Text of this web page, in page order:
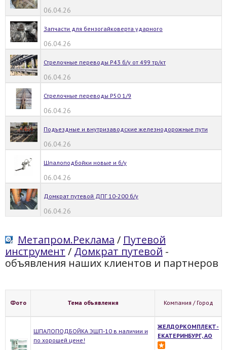
06.04.26
Запчасти для бензогайковерта ударного
06.04.26
Стрелочные переводы Р43 б/у от 499 тр/кт
06.04.26
Стрелочные переводы Р50 1/9
06.04.26
Подъездные и внутризаводские железнодорожные пути
06.04.26
Шпалоподбойки новые и б/у
06.04.26
Домкрат путевой ДПГ 10-200 б/у
06.04.26
Метапром.Реклама / Путевой
инструмент / Домкрат путевой -
объявления наших клиентов и партнеров
Фото Тема объявления Компания / Город
ШПАЛОПОДБОЙКА ЭШП-10 в наличии и
по хорошей цене!
ЖЕЛДОРКОМПЛЕКТ-
ЕКАТЕРИНБУРГ, АО